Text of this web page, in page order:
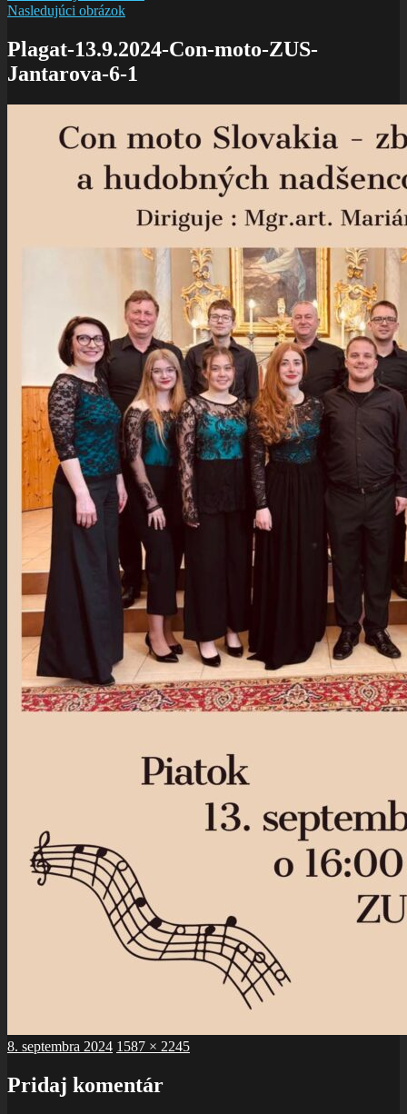
Nasledujúci obrázok
Plagat-13.9.2024-Con-moto-ZUS-
Jantarova-6-1
Publikované
8. septembra 2024 Plná
1587 × 2245
Pridaj komentár